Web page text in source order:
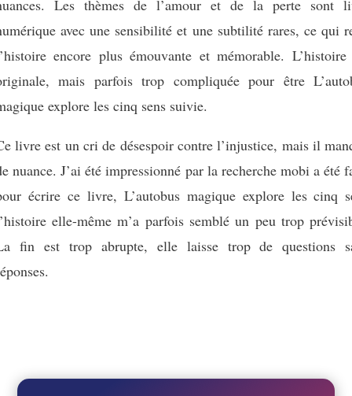
Les thèmes de l’amour et de la perte sont
avec une sensibilité et une subtilité rares, ce qui
encore plus émouvante et mémorable. L’histoire
mais parfois trop compliquée pour être
explore les cinq sens suivie.
livre est un cri de désespoir contre l’injustice, mais il
nuance. J’ai été impressionné par la recherche mobi a été
écrire ce livre, L’autobus magique explore les cinq
elle-même m’a parfois semblé un peu trop
fin est trop abrupte, elle laisse trop de questions